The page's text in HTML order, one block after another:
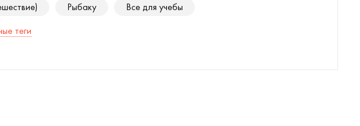
Рыбаку
Все для учебы
теги